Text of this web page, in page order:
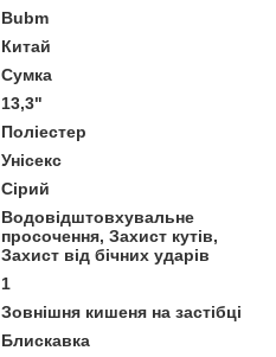
Bubm
Китай
Сумка
13,3"
Поліестер
Унісекс
Сірий
Водовідштовхувальне
просочення, Захист кутів,
Захист від бічних ударів
1
Зовнішня кишеня на застібці
Блискавка